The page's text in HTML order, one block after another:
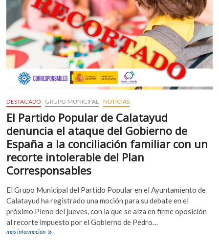
no
se
pierdan
dos
frecuencias
de
en
la
que
se
reparen
los
daños
en
el
aparcamiento
de
estación
y
en
camino
de
DESTACADO GRUPO MUNICIPAL NOTICIAS
El Partido Popular de Calatayud
denuncia el ataque del Gobierno de
España a la conciliación familiar con un
recorte intolerable del Plan
Corresponsables
El Grupo Municipal del Partido Popular en el Ayuntamiento de
Calatayud ha registrado una moción para su debate en el
próximo Pleno del jueves, con la que se alza en firme oposición
al recorte impuesto por el Gobierno de Pedro…
más informaciónEl